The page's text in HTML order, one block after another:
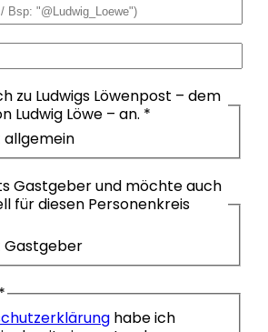
zu Ludwigs Löwenpost – dem
Ludwig Löwe – an. *
Löwenpost allgemein
Gastgeber und möchte auch
für diesen Personenkreis
Gastgeber
*
habe ich